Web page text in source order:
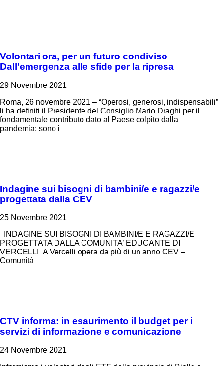
Volontari ora, per un futuro condiviso
Dall’emergenza alle sfide per la ripresa
29 Novembre 2021
Roma, 26 novembre 2021 – “Operosi, generosi, indispensabili”
li ha definiti il Presidente del Consiglio Mario Draghi per il
fondamentale contributo dato al Paese colpito dalla
pandemia: sono i
Indagine sui bisogni di bambini/e e ragazzi/e
progettata dalla CEV
25 Novembre 2021
INDAGINE SUI BISOGNI DI BAMBINI/E E RAGAZZI/E
PROGETTATA DALLA COMUNITA’ EDUCANTE DI
VERCELLI A Vercelli opera da più di un anno CEV –
Comunità
CTV informa: in esaurimento il budget per i
servizi di informazione e comunicazione
24 Novembre 2021